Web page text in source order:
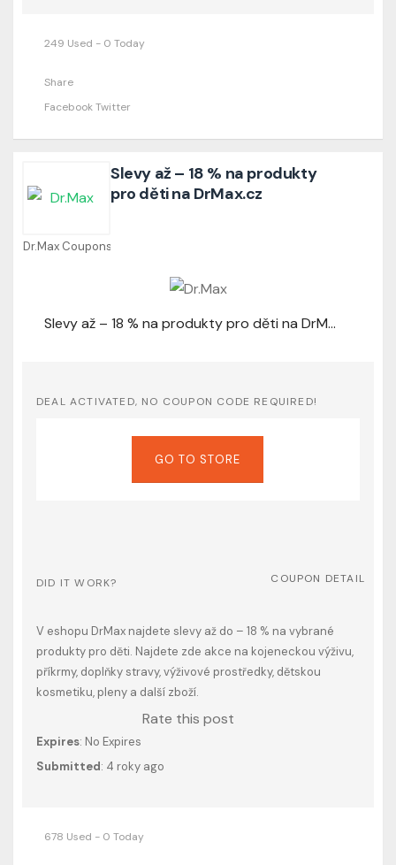
249 Used - 0 Today
Share
FacebookTwitter
Dr.Max Coupons
Slevy až – 18 % na produkty
pro děti na DrMax.cz
Slevy až – 18 % na produkty pro děti na DrMax.cz
DEAL ACTIVATED, NO COUPON CODE REQUIRED!
GO TO STORE
DID IT WORK? COUPON DETAIL
V eshopu DrMax najdete slevy až do – 18 % na vybrané
produkty pro děti. Najdete zde akce na kojeneckou výživu,
příkrmy, doplňky stravy, výživové prostředky, dětskou
kosmetiku, pleny a další zboží.
Rate this post
Expires: No Expires
Submitted: 4 roky ago
678 Used - 0 Today